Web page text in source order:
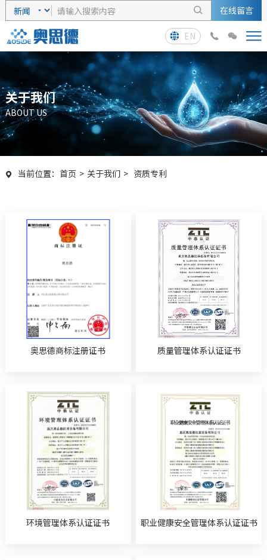
 在线留言
 EN  
关于我们
ABOUT US
 当前位置： 首页 > 关于我们 > 资质专利
奥思德商标注册证书 质量管理体系认证证书
环境管理体系认证证书 职业健康安全管理体系认证证书